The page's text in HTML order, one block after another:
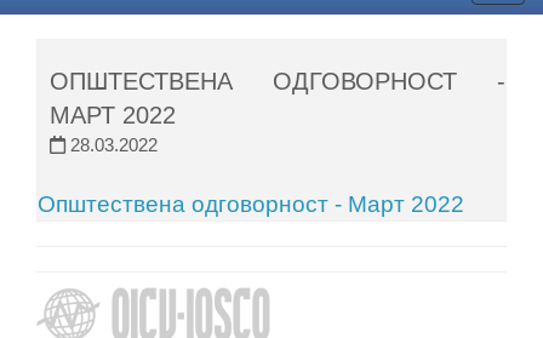
ОПШТЕСТВЕНА ОДГОВОРНОСТ -
МАРТ 2022
28.03.2022
Општествена одговорност - Март 2022